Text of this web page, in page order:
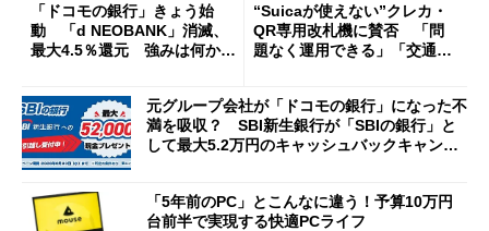
「ドコモの銀行」きょう始
動 「d NEOBANK」消滅、
最大4.5％還元 強みは何か解
“Suicaが使えない”クレカ・
QR専用改札機に賛否 「問
題なく運用できる」「交通系I
元グループ会社が「ドコモの銀行」になった不
満を吸収？ SBI新生銀行が「SBIの銀行」と
して最大5.2万円のキャッシュバックキャンペ
「5年前のPC」とこんなに違う！予算10万円
台前半で実現する快適PCライフ